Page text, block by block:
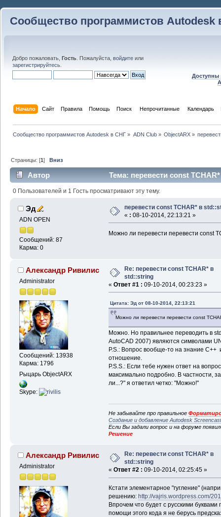
Сообщество программистов Autodesk
Добро пожаловать, Гость . Пожалуйста, войдите или
зарегистрируйтесь
Доступны
Начало Сайт Правила Помощь Поиск Непрочитанные Календарь
Сообщество программистов Autodesk в СНГ » ADN Club» ObjectARX»
Страницы: [1]Вниз
Автор Тема: перевести const
0 Пользователей и 1 Гость просматривают эту тему.
Эд
ADN OPEN
Сообщений: 87
Карма: 0
перевести const TCHAR* в
« : 08-10-2014, 22:13:21 »
Можно ли перевести перевести const
Александр Ривилис
Administrator
Сообщений: 13938
Карма: 1796
Рыцарь ObjectARX
Skype:
Re: перевести const TCHAR* в
std::string
« Ответ #1 : 09-10-2014, 00:23:23 »
Цитата: Эд от 08-10-2014, 22:13:21
Можно ли перевести перевести const
Можно. Но правильнее переводить в
AutoCAD 2007) являются символами
P.S.: Вопрос вообще-то на знание C++
отношение.
P.S.S.: Если тебе нужен ответ на
максимально подробно. В частности,
ли...?" я ответил четко: "Можно!"
Не забывайте про правильное
Создание и добавление Autodesk
Если Вы задали вопрос и на форуме
Решение
Александр Ривилис
Administrator
Re: перевести const TCHAR* в
std::string
« Ответ #2 : 09-10-2014, 02:25:45 »
Кстати элементарное "гугление"
решению: http://vajris.wordpress.com/
Впрочем что будет с русскими
помощи этого кода я не берусь